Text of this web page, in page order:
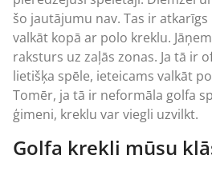
šo jautājumu nav. Tas ir
valkāt kopā ar polo kreklu.
raksturs uz zaļās zonas. Ja tā ir
lietišķa spēle, ieteicams valkāt
Tomēr, ja tā ir neformāla golfa
ģimeni, kreklu var viegli uzvilkt.
Golfa krekli mūsu